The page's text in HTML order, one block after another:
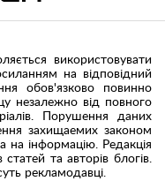
використовувати
на відповідний
обов'язково повинно
незалежно від повного
Порушення даних
захищаемих законом
на інформацію. Редакція
та авторів блогів.
рекламодавці.